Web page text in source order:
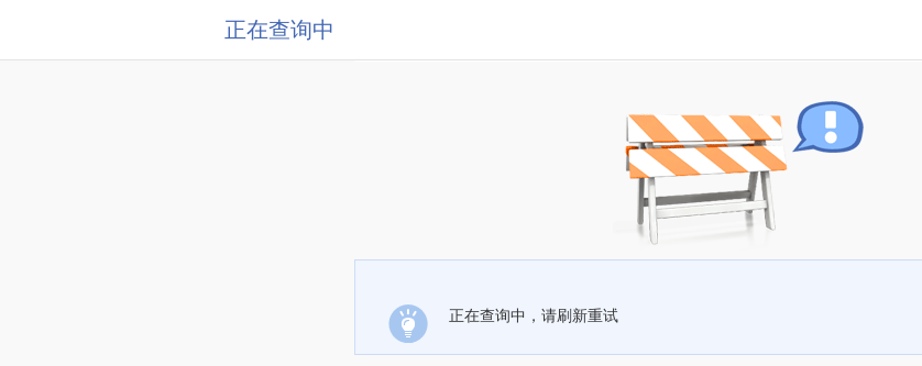
正在查询中
正在查询中，请刷新重试